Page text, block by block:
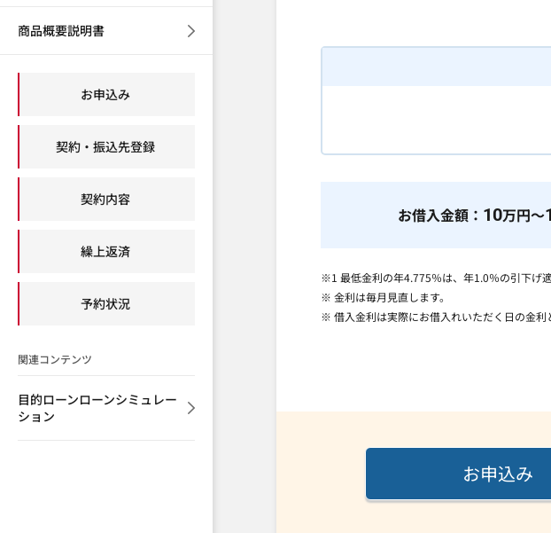
お借入金額： 10万円～
※1 最低金利の年4.775％は、年1.0％の引下げ適
※ 金利は毎月見直します。
※ 借入金利は実際にお借入れいただく日の金利
お申込み
商品概要説明書
お申込み
契約・振込先登録
契約内容
繰上返済
予約状況
関連コンテンツ
目的ローンローンシミュレー
ション